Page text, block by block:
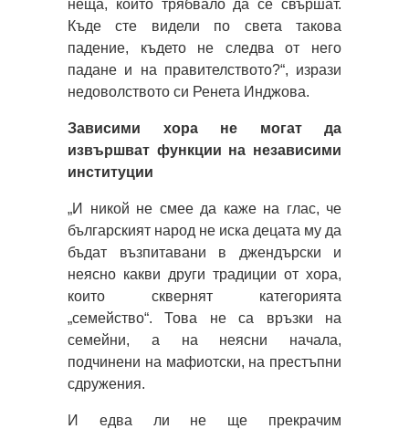
неща, които трябвало да се свършат.
Къде сте видели по света такова
падение, където не следва от него
падане и на правителството?“, изрази
недоволството си Ренета Инджова.
Зависими хора не могат да
извършват функции на независими
институции
„И никой не смее да каже на глас, че
българският народ не иска децата му да
бъдат възпитавани в джендърски и
неясно какви други традиции от хора,
които сквернят категорията
„семейство“. Това не са връзки на
семейни, а на неясни начала,
подчинени на мафиотски, на престъпни
сдружения.
И едва ли не ще прекрачим